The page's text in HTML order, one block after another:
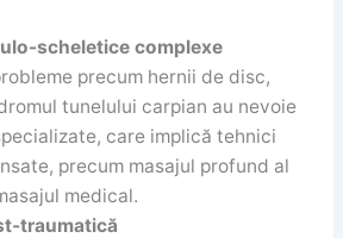
scheletice complexe
precum hernii de disc,
tunelului carpian au nevoie
care implică tehnici
precum masajul profund al
medical.
traumatică